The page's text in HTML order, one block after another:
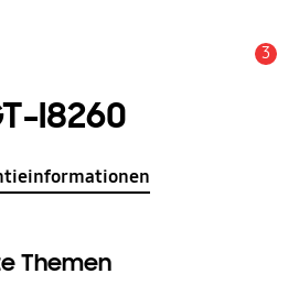
3
I8260
Themen